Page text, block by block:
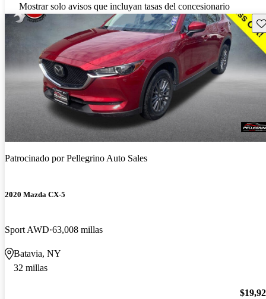
Mostrar solo avisos que incluyan tasas del concesionario
Patrocinado porPellegrino Auto Sales
2020 Mazda CX-5
Sport AWD 63,008 millas
Batavia, NY
32 millas